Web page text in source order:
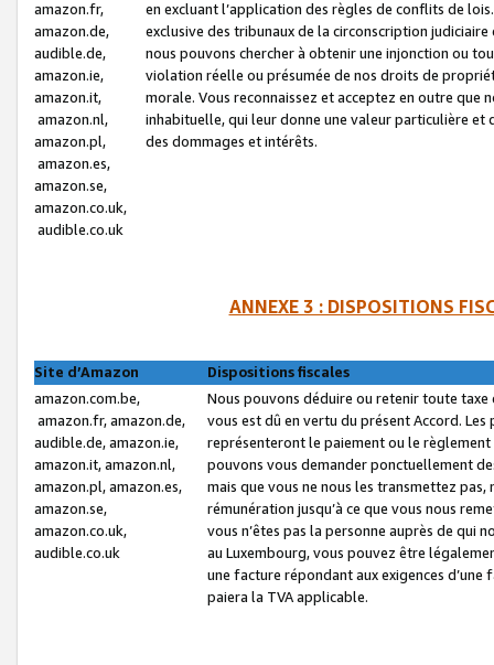
amazon.fr,
amazon.de,
audible.de,
amazon.ie,
amazon.it,
amazon.nl,
amazon.pl,
amazon.es,
amazon.se,
amazon.co.uk,
audible.co.uk
en excluant l’application des règles de conflits de
exclusive des tribunaux de la circonscription
nous pouvons chercher à obtenir une injonction ou
violation réelle ou présumée de nos droits de
morale. Vous reconnaissez et acceptez en outre que
inhabituelle, qui leur donne une valeur particulière
des dommages et intérêts.
ANNEXE 3 : DISPOSITIONS
Site d’Amazon
Dispositions fiscales
amazon.com.be,
amazon.fr, amazon.de,
audible.de, amazon.ie,
amazon.it, amazon.nl,
amazon.pl, amazon.es,
amazon.se,
amazon.co.uk,
audible.co.uk
Nous pouvons déduire ou retenir toute
vous est dû en vertu du présent Accord.
représenteront le paiement ou le
pouvons vous demander ponctuellement
mais que vous ne nous les transmettez
rémunération jusqu’à ce que vous nous
vous n’êtes pas la personne auprès de qui
au Luxembourg, vous pouvez être
une facture répondant aux exigences
paiera la TVA applicable.